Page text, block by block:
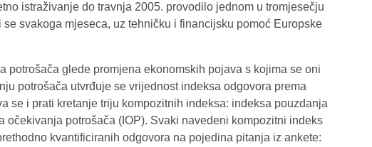
istraživanje do travnja 2005. provodilo jednom u tromjesečju
svakoga mjeseca, uz tehničku i financijsku pomoć Europske
glede promjena ekonomskih pojava s kojima se oni
potrošača utvrđuje se vrijednost indeksa odgovora prema
se i prati kretanje triju kompozitnih indeksa: indeksa pouzdanja
potrošača (IOP). Svaki navedeni kompozitni indeks
kvantificiranih odgovora na pojedina pitanja iz ankete: